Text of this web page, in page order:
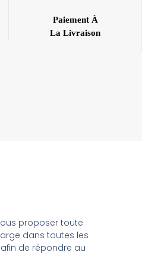
Paiement À
La Livraison
proposer toute
dans toutes les
de répondre au